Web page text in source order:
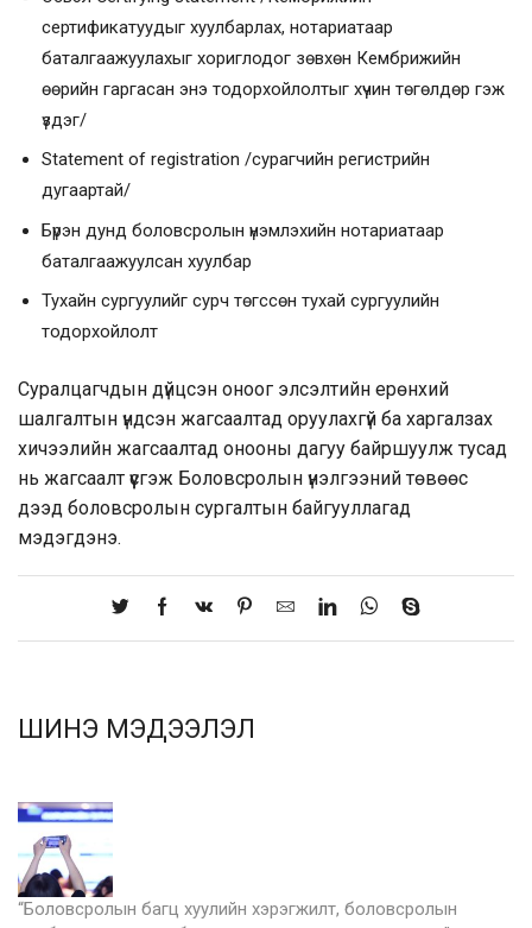
сертификатуудыг хуулбарлах, нотариатаар
баталгаажуулахыг хориглодог зөвхөн Кембрижийн
өөрийн гаргасан энэ тодорхойлолтыг хүчин төгөлдөр гэж
үздэг/
Statement of registration /сурагчийн регистрийн
дугаартай/
Бүрэн дунд боловсролын үнэмлэхийн нотариатаар
баталгаажуулсан хуулбар
Тухайн сургуулийг сурч төгссөн тухай сургуулийн
тодорхойлолт
Суралцагчдын дүйцсэн оноог элсэлтийн ерөнхий
шалгалтын үндсэн жагсаалтад оруулахгүй ба харгалзах
хичээлийн жагсаалтад онооны дагуу байршуулж тусад
нь жагсаалт үүсгэж Боловсролын үнэлгээний төвөөс
дээд боловсролын сургалтын байгууллагад
мэдэгдэнэ.
ШИНЭ МЭДЭЭЛЭЛ
“Боловсролын багц хуулийн хэрэгжилт, боловсролын